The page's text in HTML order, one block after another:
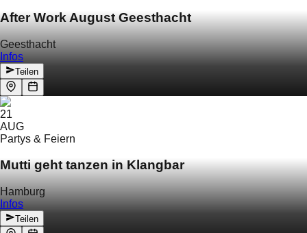
After Work August Geesthacht
Geesthacht
Infos
Teilen
21
AUG
Partys & Feiern
Mutti geht tanzen in Klangbar
Hamburg
Infos
Teilen